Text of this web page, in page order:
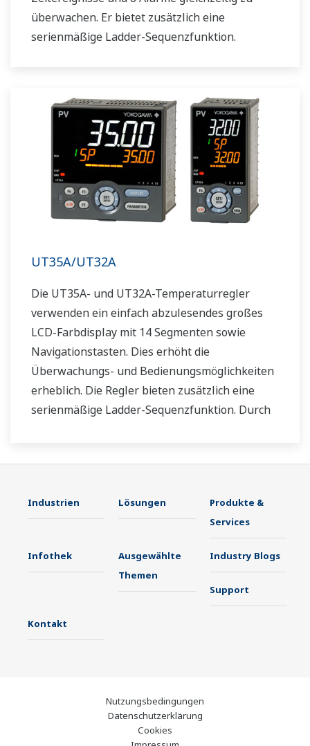
überwachen. Er bietet zusätzlich eine
serienmäßige Ladder-Sequenzfunktion.
UT35A/UT32A
Die UT35A- und UT32A-Temperaturregler
verwenden ein einfach abzulesendes großes
LCD-Farbdisplay mit 14 Segmenten sowie
Navigationstasten. Dies erhöht die
Überwachungs- und Bedienungsmöglichkeiten
erheblich. Die Regler bieten zusätzlich eine
serienmäßige Ladder-Sequenzfunktion. Durch
unterstützen die UT35A/UT32A-
die Ethernetkommunikation.
Industrien Lösungen
Produkte &
Services
Infothek
Ausgewählte
Themen
Industry Blogs
Support
Kontakt
Nutzungsbedingungen
Datenschutzerklärung
Cookies